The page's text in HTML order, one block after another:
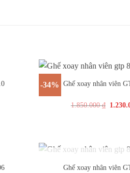
-34%
+
Ghế xoay nhân viên
1.850.000₫
+
OUT OF
Ghế xoay nhân viên